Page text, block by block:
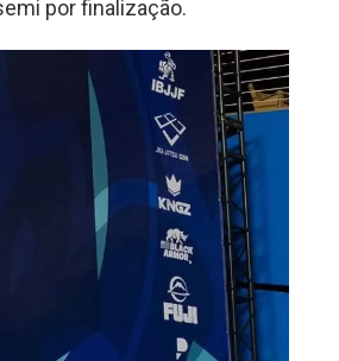
por finalização.